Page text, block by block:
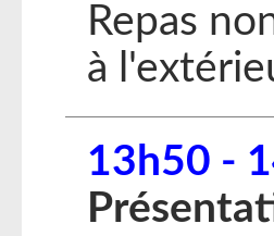
Repas
à
13h50 -